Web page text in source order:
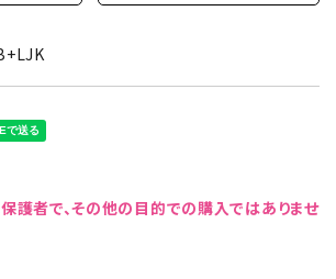
護者で、その他の目的での購入ではありませ